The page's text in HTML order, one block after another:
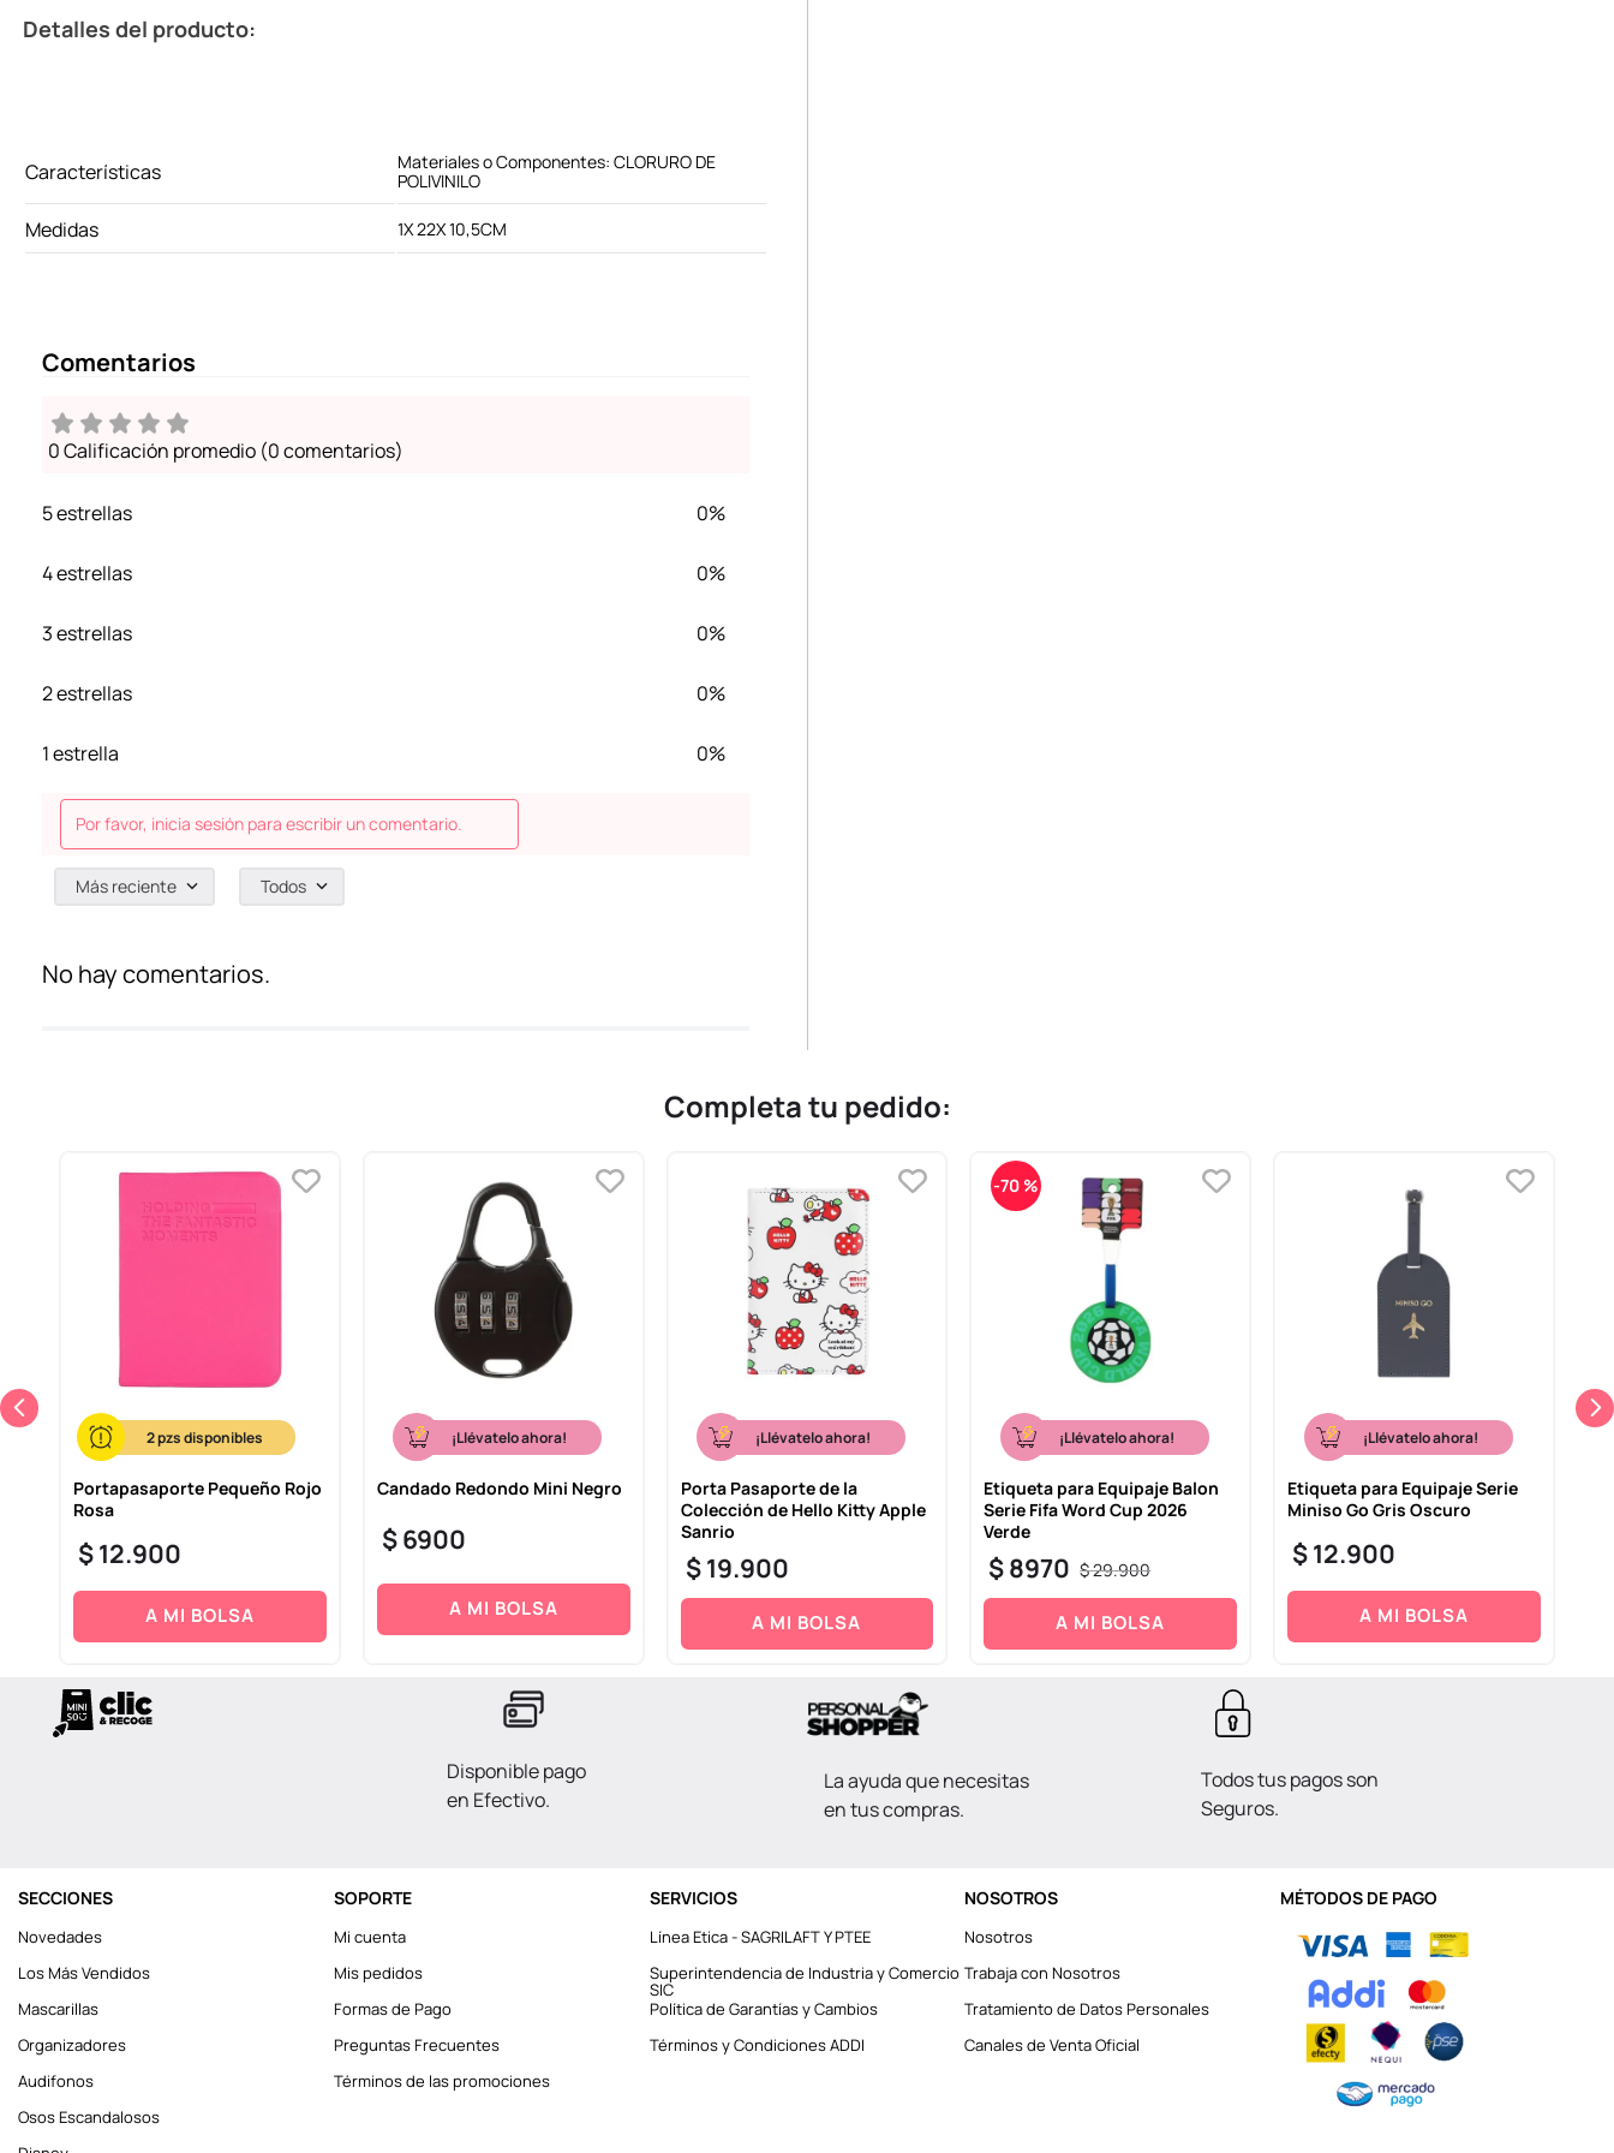
Detalles del producto:
Características
Materiales o Componentes: CLORURO DE
POLIVINILO
Medidas 1X 22X 10,5CM
Comentarios
0 Calificación promedio (0 comentarios)
5 estrellas 0%
4 estrellas 0%
3 estrellas 0%
2 estrellas 0%
1 estrella 0%
Por favor, inicia sesión para escribir un comentario.
Más reciente Todos
No hay comentarios.
Completa tu pedido:
2
Portapasaporte Pequeño Rojo
Rosa
$12.900
A MI BOLSA
¡Llévatelo ahora!
Candado Redondo Mini Negro
$6900
A MI BOLSA
¡Llévatelo ahora!
Porta Pasaporte de la
Colección de Hello Kitty Apple
Sanrio
$19.900
A MI BOLSA
-70 %
¡Llévatelo ahora!
Etiqueta para Equipaje Balon
Serie Fifa Word Cup 2026
Verde
$29.900
$8970
A MI BOLSA
¡Llévatelo ahora!
Etiqueta para Equipaje Serie
Miniso Go Gris Oscuro
$12.900
A MI BOLSA
Disponible pago
en Efectivo.
La ayuda que necesitas
en tus compras.
Todos tus pagos son
Seguros.
SECCIONES
Novedades
Los Más Vendidos
Mascarillas
Organizadores
Audifonos
Osos Escandalosos
SOPORTE
Mi cuenta
Mis pedidos
Formas de Pago
Preguntas Frecuentes
Términos de las promociones
SERVICIOS
Línea Etica - SAGRILAFT Y PTEE
Superintendencia de Industria y Comercio
SIC
Política de Garantías y Cambios
Términos y Condiciones ADDI
NOSOTROS
Nosotros
Trabaja con Nosotros
Tratamiento de Datos Personales
Canales de Venta Oficial
MÉTODOS DE PAGO